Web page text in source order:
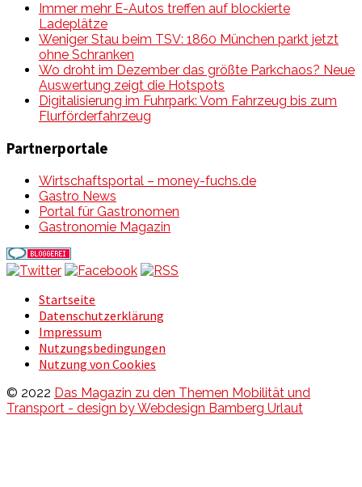
Immer mehr E-Autos treffen auf blockierte
Ladeplätze
Weniger Stau beim TSV: 1860 München parkt jetzt
ohne Schranken
Wo droht im Dezember das größte Parkchaos? Neue
Auswertung zeigt die Hotspots
Digitalisierung im Fuhrpark: Vom Fahrzeug bis zum
Flurförderfahrzeug
Partnerportale
Wirtschaftsportal – money-fuchs.de
Gastro News
Portal für Gastronomen
Gastronomie Magazin
Startseite
Datenschutzerklärung
Impressum
Nutzungsbedingungen
Nutzung von Cookies
© 2022 Das Magazin zu den Themen Mobilität und
Transport - design by Webdesign Bamberg Urlaut